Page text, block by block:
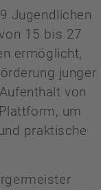
Jugendlichen
15 bis 27
ermöglicht,
junger
von
um
praktische